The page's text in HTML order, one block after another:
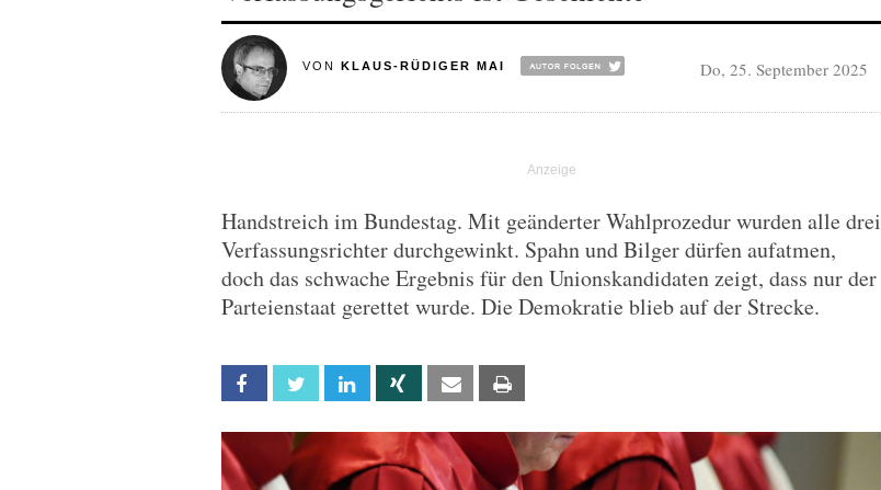
VON KLAUS-RÜDIGER MAI Do, 25. September 2025
Handstreich im Bundestag. Mit geänderter Wahlprozedur wurden alle drei
Verfassungsrichter durchgewinkt. Spahn und Bilger dürfen aufatmen,
doch das schwache Ergebnis für den Unionskandidaten zeigt, dass nur der
Parteienstaat gerettet wurde. Die Demokratie blieb auf der Strecke.
Facebook Twitter Linkedin Xing Email